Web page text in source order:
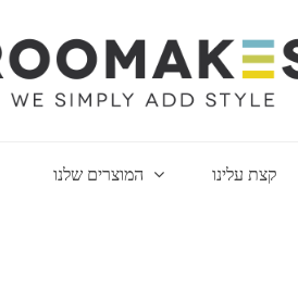
המוצרים שלנו קצת עלינו